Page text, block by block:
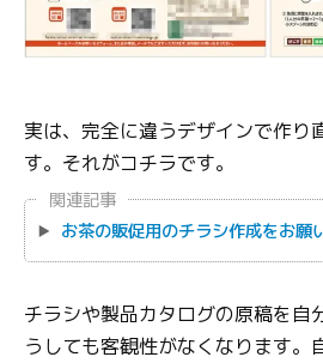
実は、完全に違うデザインで作り
す。それがコチラです。
関連記事
お茶の販促用のチラシ作成をお願
チラシや製品カタログの原稿を自
うしても客観性がなくなります。